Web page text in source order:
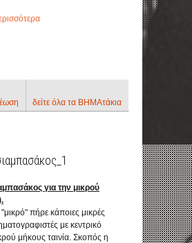
δείτε όλα τα ΒΗΜΑτάκια
για την μικρού
πήρε κάποιες μικρές
με κεντρικό
μήκους ταινία. Σκοπός η